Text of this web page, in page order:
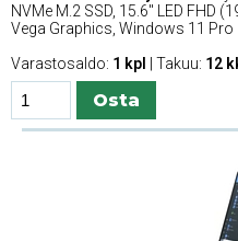
NVMe M.2 SSD, 15.6'' LED FHD
Vega Graphics, Windows 11 Pro
Varastosaldo: 1 kpl | Takuu: 12